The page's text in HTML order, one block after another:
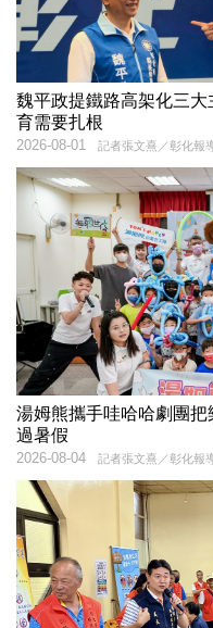
魏平政提鐵路高架化三
育需要扎根
記者張文熹／彰化報
2026-08-01
湯姆熊攜手哇哈哈劇團
過暑假
記者張文熹／彰化報
2026-08-04